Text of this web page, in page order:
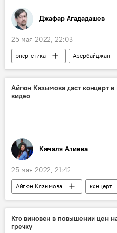
Джафар Агададашев
25 мая 2022, 22:08
энергетика Азербайджан
Всемирный экономический форум
"зеленая энергетика"
Микаил Джаббаров
Айгюн Кязымова даст концерт в
видео
Кямаля Алиева
25 мая 2022, 21:42
Айгюн Кязымова концерт
Баку
Культура
Кто виновен в повышении цен
гречку